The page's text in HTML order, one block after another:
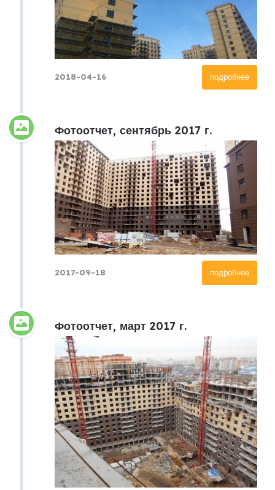
подробнее
2018-04-16
Фотоотчет, сентябрь 2017 г.
подробнее
2017-09-18
Фотоотчет, март 2017 г.